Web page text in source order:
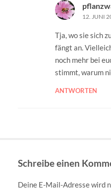
12. JUNI
Tja, wo sie sich
fängt an.
noch mehr bei
stimmt, warum
ANTWORTEN
Schreibe einen
Deine E-Mail-Adresse wird